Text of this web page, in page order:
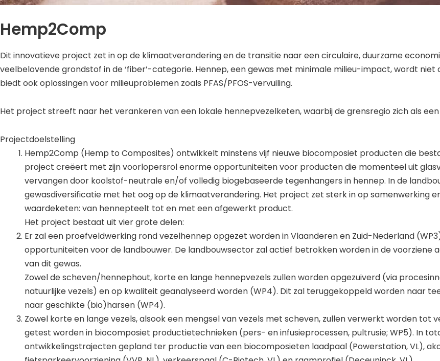
Hemp2Comp
Dit innovatieve project zet in op de klimaatverandering en de transitie naar een circulaire, duurzame
veelbelovende grondstof in de ‘fiber’-categorie. Hennep, een gewas met minimale milieu-impact, wordt
biedt ook oplossingen voor milieuproblemen zoals PFAS/PFOS-vervuiling.
Het project streeft naar het verankeren van een lokale hennepvezelketen, waarbij de grensregio zich als
Projectdoelstelling
Hemp2Comp (Hemp to Composites) ontwikkelt minstens vijf nieuwe biocomposiet producten die
project creëert met zijn voorlopersrol enorme opportuniteiten voor producten die momenteel uit
vervangen door koolstof-neutrale en/of volledig biogebaseerde tegenhangers in hennep. In de
gewasdiversificatie met het oog op de klimaatverandering. Het project zet sterk in op samenwerking
waardeketen: van hennepteelt tot en met een afgewerkt product.
Het project bestaat uit vier grote delen:
Er zal een proefveldwerking rond vezelhennep opgezet worden in Vlaanderen en Zuid-Nederland
opportuniteiten voor de landbouwer. De landbouwsector zal actief betrokken worden in de
van dit gewas.
Zowel de scheven/hennephout, korte en lange hennepvezels zullen worden opgezuiverd (via
natuurlijke vezels) en op kwaliteit geanalyseerd worden (WP4). Dit zal teruggekoppeld worden naar
naar geschikte (bio)harsen (WP4).
Zowel korte en lange vezels, alsook een mengsel van vezels met scheven, zullen verwerkt worden
getest worden in biocomposiet productietechnieken (pers- en infusieprocessen, pultrusie; WP5). In
ontwikkelingstrajecten gepland ter productie van een biocomposieten laadpaal (Powerstation, VL),